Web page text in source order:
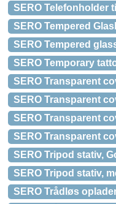
SERO Telefonholder
SERO Tempered
SERO Tempered
SERO Temporary
SERO Transparent
SERO Transparent
SERO Transparent
SERO Transparent
SERO Tripod stativ,
SERO Tripod stativ,
SERO Trådløs